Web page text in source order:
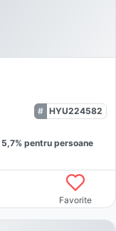
HYU224582
5,7% pentru persoane
Favorite